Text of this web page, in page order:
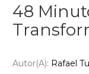
48
Autor(a): Rafael